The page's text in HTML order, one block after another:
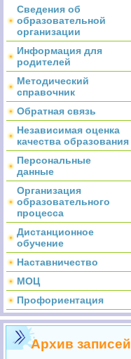
Сведения об
образовательной
организации
Информация для
родителей
Методический
справочник
Обратная связь
Независимая оценка
качества образования
Персональные
данные
Организация
образовательного
процесса
Дистанционное
обучение
Наставничество
МОЦ
Профориентация
Архив записей